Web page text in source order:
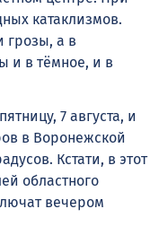
катаклизмов.
грозы, а в
и в тёмное, и в
7 августа, и
в Воронежской
Кстати, в этот
областного
вечером